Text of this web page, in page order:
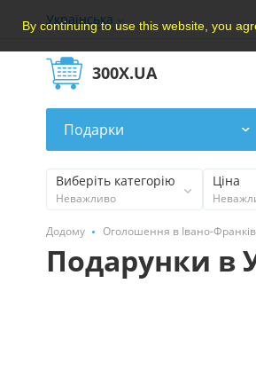
By continuing to use this website, you
Українська
300X.UA
Подарки
Виберіть категорію
Неважливо
Ціна
Додому Оголошення в Івано-
Подарунки в